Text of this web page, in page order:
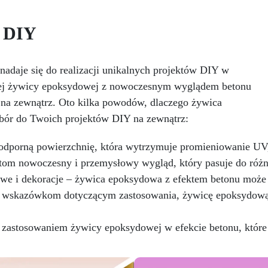
powyżej +250 °C oraz na
agresywne chemikalia
eliminująca pęcherzyki
powietrza i zapewniająca
Bezpieczna i nietoksyczna,
wolna od BPA/VOC,
do długotrwałego
kontaktu ze skórą.
NCS, z wykończeniem w
Kryjąca już przy jednej
Uniwersalna: Doskonała
podłóg, parkingów,
oraz do powłok na
przygotowanej stali.
Zgodna z Rozporządzeniem
nr 305/2011 –
UE nr 574/2014 –
CE zgodnie z normą EN
oraz odpowiednią
DIY
się do realizacji unikalnych projektów DIY w
żywicy epoksydowej z nowoczesnym wyglądem betonu
zewnątrz. Oto kilka powodów, dlaczego żywica
do Twoich projektów DIY na zewnątrz:
powierzchnię, która wytrzymuje promieniowanie
nowoczesny i przemysłowy wygląd, który pasuje do
i dekoracje – żywica epoksydowa z efektem betonu
dotyczącym zastosowania, żywicę
żywicy epoksydowej w efekcie betonu,